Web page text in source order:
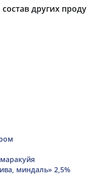
других
миндаль» 2,5%